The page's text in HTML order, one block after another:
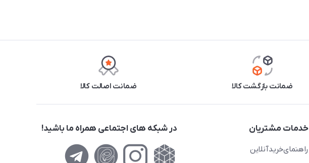
ضمانت بازگشت کالا ضمانت اصالت کالا
خدمات مشتریان
راهنمای‌خرید‌آنلاین
در شبکه های اجتماعی همراه ما باشید!